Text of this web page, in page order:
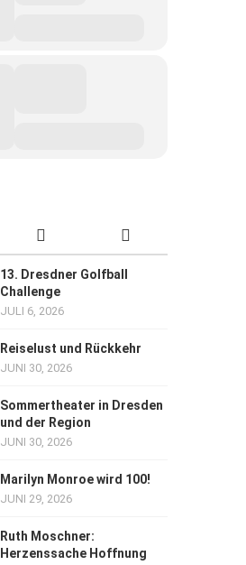
13. Dresdner Golfball
Challenge
JULI 6, 2026
Reiselust und Rückkehr
JUNI 30, 2026
Sommertheater in Dresden
und der Region
JUNI 30, 2026
Marilyn Monroe wird 100!
JUNI 29, 2026
Ruth Moschner:
Herzenssache Hoffnung